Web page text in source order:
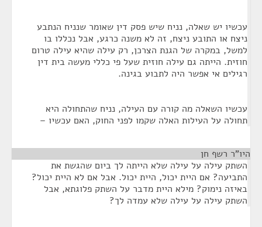
עכשיו יש שאלה, נניח שיש פסק דין שאומר שנניח הנתבע
ניצח או התובע ניצח, זה לא משנה כרגע, אבל נכללו בו
למשל, במקרה של הגנת הצרכן, רק עילה שהיא עילה טרום
חוזית. הייתה גם עילה חוזית שעל פי כללי מעשה בית דין
רגילים אי אפשר היה לתבוע בגינה.
עכשיו השאלה מה קורה עם העילה, נניח שהתחולה היא
תחולה על העילות האלה שקמו לפני החוק, האם עכשיו –
היו"ר רשף חן
השתק עילה על עילה שלא הייתה לך ביום שהגשת את
התביעה? אם היית יכול, היית יכול. אבל אם לא היית יכול?
באיזה נימוק? מילא היית מדבר על השתק פלוגתא, אבל
השתק עילה על עילה שלא עמדה לך?